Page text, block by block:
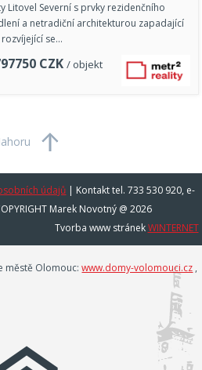
Litovel Severní s prvky rezidenčního
a netradiční architekturou zapadající
se…
CZK / objekt
údajů | Kontakt tel. 733 530 920, e-
Marek Novotný @ 2026
Tvorba www stránekWINTERNET
městě Olomouc:www.domy-volomouci.cz ,